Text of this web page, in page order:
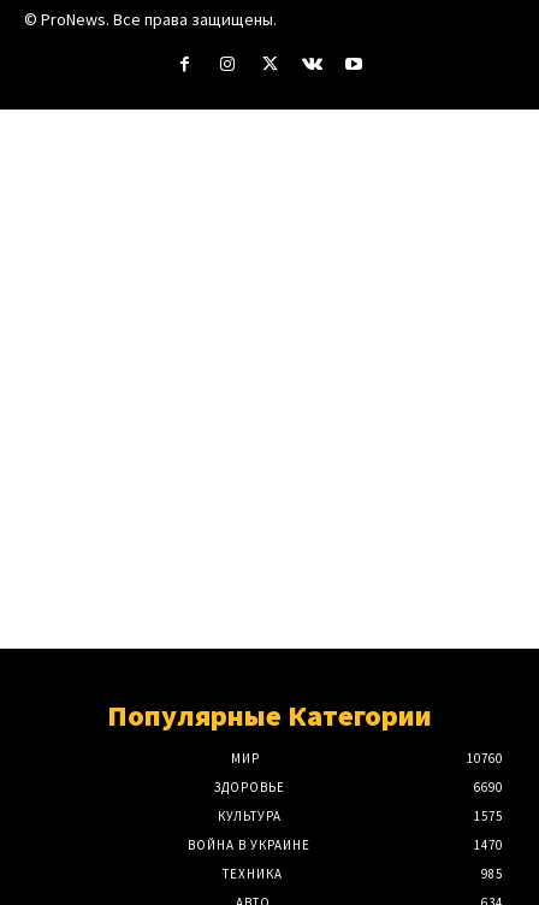
© ProNews. Все права защищены.
Популярные Категории
МИР
10760
ЗДОРОВЬЕ
6690
КУЛЬТУРА
1575
ВОЙНА В УКРАИНЕ
1470
ТЕХНИКА
985